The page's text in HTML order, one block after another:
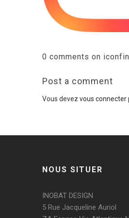
0 comments on
Post a comment
Vous devezvous connecter
NOUS SITUER
INOBAT DESIGN
5 Rue Jacqueline Auriol